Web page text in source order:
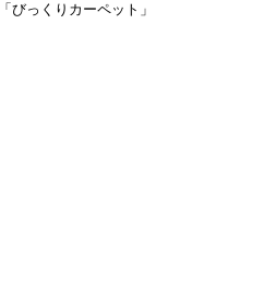
びっくりカーペット」